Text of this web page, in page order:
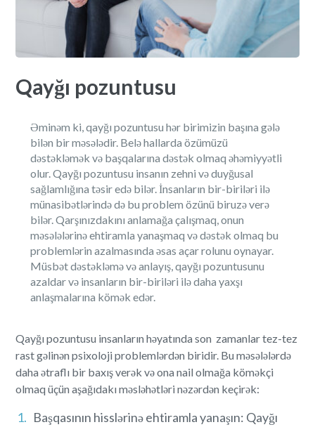
Qayğı pozuntusu
Əminəm ki, qayğı pozuntusu hər birimizin başına gələ
bilən bir məsələdir. Belə hallarda özümüzü
dəstəkləmək və başqalarına dəstək olmaq əhəmiyyətli
olur. Qayğı pozuntusu insanın zehni və duyğusal
sağlamlığına təsir edə bilər. İnsanların bir-biriləri ilə
münasibətlərində də bu problem özünü biruzə verə
bilər. Qarşınızdakını anlamağa çalışmaq, onun
məsələlərinə ehtiramla yanaşmaq və dəstək olmaq bu
problemlərin azalmasında əsas açar rolunu oynayar.
Müsbət dəstəkləmə və anlayış, qayğı pozuntusunu
azaldar və insanların bir-biriləri ilə daha yaxşı
anlaşmalarına kömək edər.
Qayğı pozuntusu insanların həyatında son zamanlar tez-tez
rast gəlinən psixoloji problemlərdən biridir. Bu məsələlərdə
daha ətraflı bir baxış verək və ona nail olmağa köməkçi
olmaq üçün aşağıdakı məsləhətləri nəzərdən keçirək:
Başqasının hisslərinə ehtiramla yanaşın: Qayğı